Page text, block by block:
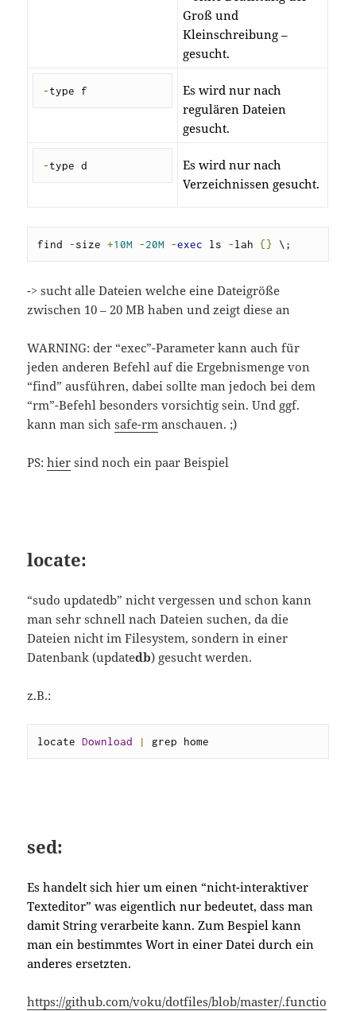
Groß und
Kleinschreibung –
gesucht.
-type f
Es wird nur nach
regulären Dateien
gesucht.
-type d
Es wird nur nach
Verzeichnissen gesucht.
find -size +10M -20M -exec ls -lah {} \;
-> sucht alle Dateien welche eine Dateigröße
zwischen 10 – 20 MB haben und zeigt diese an
WARNING: der “exec”-Parameter kann auch für
jeden anderen Befehl auf die Ergebnismenge von
“find” ausführen, dabei sollte man jedoch bei dem
“rm”-Befehl besonders vorsichtig sein. Und ggf.
kann man sichsafe-rm anschauen. ;)
PS:hier sind noch ein paar Beispiel
locate:
“sudo updatedb” nicht vergessen und schon kann
man sehr schnell nach Dateien suchen, da die
Dateien nicht im Filesystem, sondern in einer
Datenbank (updatedb) gesucht werden.
z.B.:
locate Download | grep home
sed:
Es handelt sich hier um einen “nicht-interaktiver
Texteditor” was eigentlich nur bedeutet, dass man
damit String verarbeite kann. Zum Bespiel kann
man ein bestimmtes Wort in einer Datei durch ein
anderes ersetzten.
https://github.com/voku/dotfiles/blob/master/.functio